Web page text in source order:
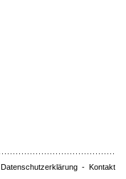
Datenschutzerklärung - Kontakt